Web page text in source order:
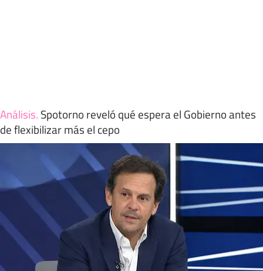
Análisis. Spotorno reveló qué espera el Gobierno antes
de flexibilizar más el cepo